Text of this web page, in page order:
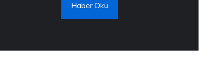
Haber Oku